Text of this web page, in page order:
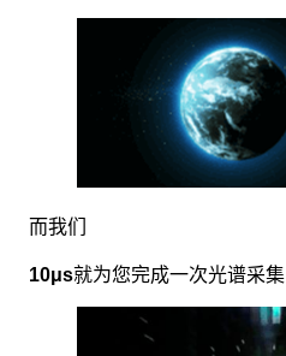
而我们
10μs就为您完成一次光谱采集